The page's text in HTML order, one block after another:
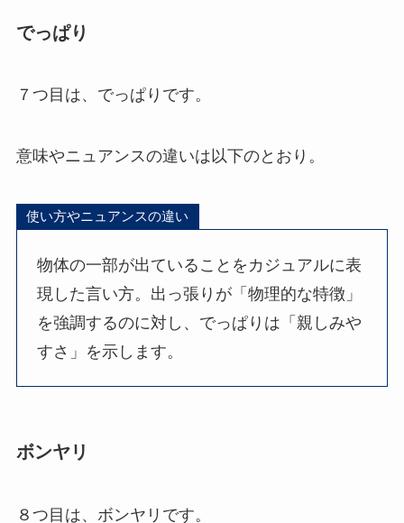
でっぱり
７つ目は、でっぱりです。
意味やニュアンスの違いは以下のとおり。
使い方やニュアンスの違い
物体の一部が出ていることをカジュアルに表
現した言い方。出っ張りが「物理的な特徴」
を強調するのに対し、でっぱりは「親しみや
すさ」を示します。
ボンヤリ
８つ目は、ボンヤリです。